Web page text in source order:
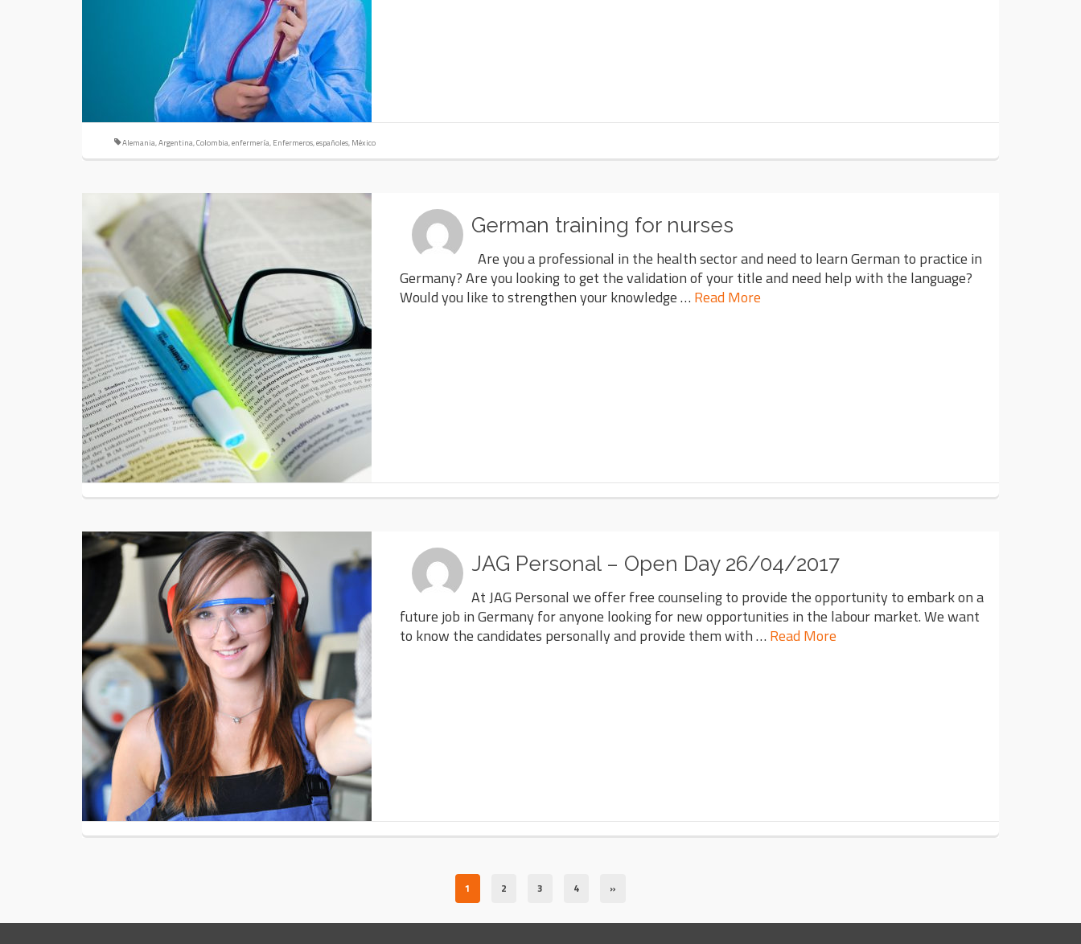
Alemania,Argentina,Colombia,enfermería, Enfermeros,españoles, México
German training for nurses
Are you a professional in the health sector and need to learn German to practice in
Germany? Are you looking to get the validation of your title and need help with the language?
Would you like to strengthen your knowledge … Read More
JAG Personal – Open Day 26/04/2017
At JAG Personal we offer free counseling to provide the opportunity to embark on a
future job in Germany for anyone looking for new opportunities in the labour market. We want
to know the candidates personally and provide them with … Read More
1 2 3 4 »